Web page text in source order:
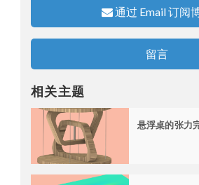
通过 Email 订阅
留言
相关主题
悬浮桌的张力